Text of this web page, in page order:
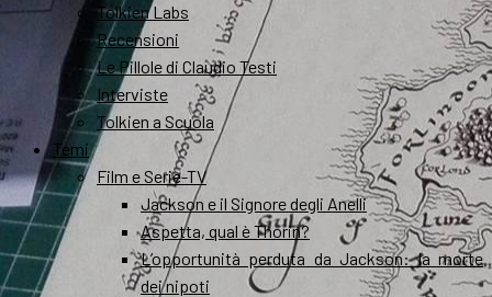
Tolkien Labs
Recensioni
Le Pillole di Claudio Testi
Interviste
Tolkien a Scuola
Temi
Film e Serie-TV
Jackson e il Signore degli Anelli
Aspetta, qual è Thorin?
L’opportunità perduta da Jackson: la morte
dei nipoti